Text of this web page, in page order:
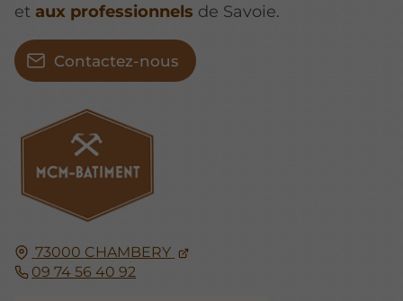
73000 CHAMBERY
09 74 56 40 92
et aux professionnels de Savoie.
Contactez-nous